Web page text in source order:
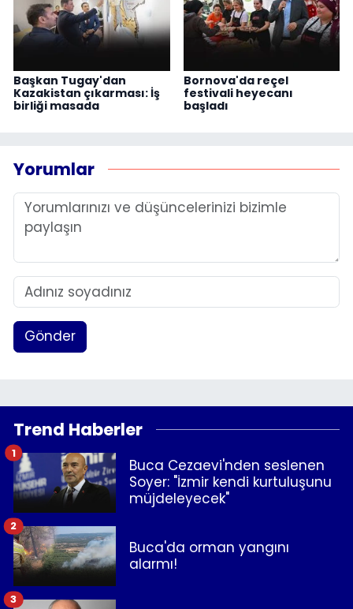
Başkan Tugay'dan
Kazakistan çıkarması: İş
birliği masada
Bornova'da reçel
festivali heyecanı
başladı
Yorumlar
Gönder
Trend Haberler
Buca Cezaevi'nden seslenen
Soyer: "İzmir kendi kurtuluşunu
müjdeleyecek"
1
Buca'da orman yangını
alarmı!
2
3